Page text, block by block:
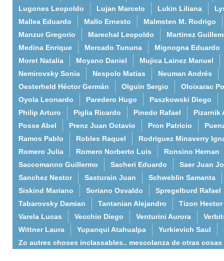
Lugones Leopoldo
Lujan Marcelo Lukin Liliana
Mallea Eduardo
Mallo Ernesto
Malmsten M. Rodrigo
Manzur Gregorio
Marechal Leopoldo
Martinez
Medina Enrique
Mercado Tununa
Mignogna Eduardo
Moret Natalia
Moyano Daniel
Mujica Lainez Manuel
Nemirovsky Sonia
Nespolo Matias
Neuman Andrés
Oesterheld Héctor Germán
Olguin Sergio
Oloixarac
Oyola Leonardo
Paredero Hugo
Paszkowski Diego
Philip Arturo
Piglia Ricardo Pinedo Rafael
Pizarnik
Posse Abel
Prenz Juan Octavio Pron Patricio
Ramos Pablo
Robles Raquel
Rodriguez Minaverry
Romero Julia
Romero Norberto Luis
Ronsino Hernan
Saccomanno Guillermo
Sacheri Eduardo
Saer Juan
Sanchez Nestor
Sasturain Juan
Schweblin Samanta
Siskind Mariano
Soriano Osvaldo
Spregelburd Rafael
Tabarovsky Damian
Tantanian Alejandro
Tizon Hector
Varela Lucas
Vecchio Diego Venturini Aurora
Wittner Laura
Yupanqui Atahualpa Yurkievich Saul
Zo autres choses inclassables.. mescolanza de otras cosas